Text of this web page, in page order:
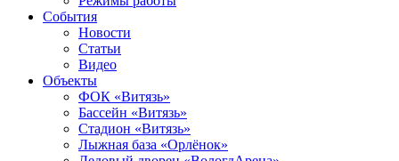
События
Новости
Статьи
Видео
Объекты
ФОК «Витязь»
Бассейн «Витязь»
Стадион «Витязь»
Лыжная база «Орлёнок»